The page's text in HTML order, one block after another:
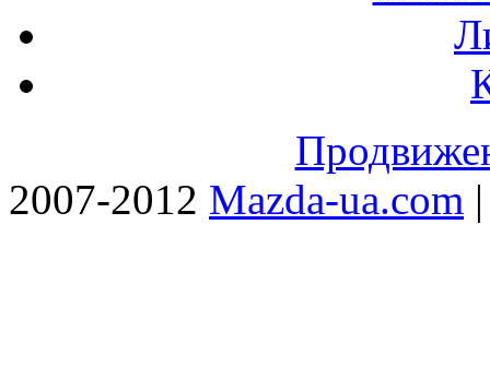
2007-2012 Mazda-ua.com